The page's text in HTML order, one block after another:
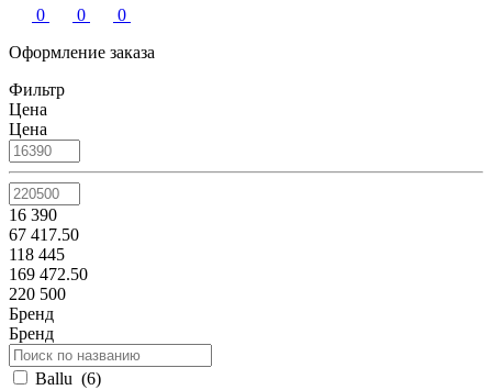
0
0
0
Оформление заказа
Фильтр
Цена
Цена
16 390
67 417.50
118 445
169 472.50
220 500
Бренд
Бренд
Ballu (6)